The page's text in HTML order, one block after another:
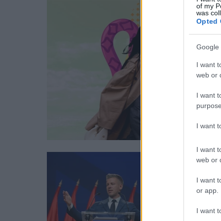
of my
was
Opted
Google
I want
web or
I want
I want
I want
web or
I want
or app.
I want